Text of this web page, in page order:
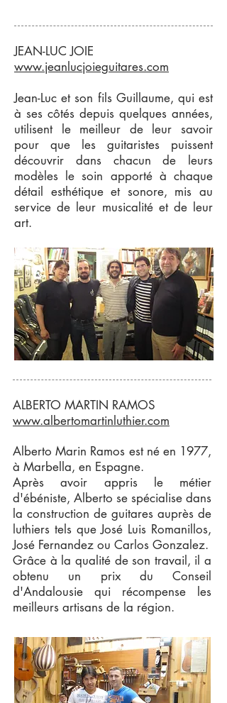
JEAN-LUC JOIE
www.jeanlucjoieguitares.com
Jean-Luc et son fils Guillaume, qui est
à ses côtés depuis quelques années,
utilisent le meilleur de leur savoir
pour que les guitaristes puissent
découvrir dans chacun de leurs
modèles le soin apporté à chaque
détail esthétique et sonore, mis au
service de leur musicalité et de leur
art.
ALBERTO MARTIN RAMOS
www.albertomartinluthier.com
Alberto Marin Ramos est né en 1977,
à Marbella, en Espagne.
Après avoir appris le métier
d'ébéniste, Alberto se spécialise dans
la construction de guitares auprès de
luthiers tels que José Luis Romanillos,
José Fernandez ou Carlos Gonzalez.
Grâce à la qualité de son travail, il a
obtenu un prix du Conseil
d'Andalousie qui récompense les
meilleurs artisans de la région.